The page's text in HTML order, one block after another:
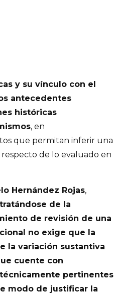
y su vínculo con el
antecedentes
históricas
, en
que permitan inferir una
de lo evaluado en
Hernández Rojas,
de la
de revisión de una
no exige que la
la variación sustantiva
cuente con
pertinentes
modo de justificar la